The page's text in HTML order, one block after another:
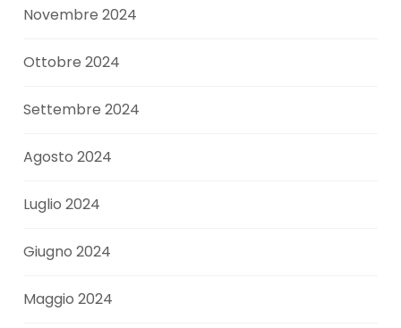
Novembre 2024
Ottobre 2024
Settembre 2024
Agosto 2024
Luglio 2024
Giugno 2024
Maggio 2024